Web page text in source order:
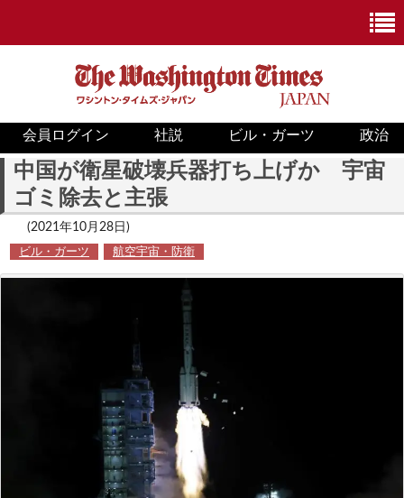
ニュース
政治
ホワイトハウス
安全保障
ビジネス・経済
会員ログイン 社説 ビル・ガーツ 政治
中国が衛星破壊兵器打ち上げか 宇宙
ゴミ除去と主張
(2021年10月28日)
ビル・ガーツ 航空宇宙・防衛